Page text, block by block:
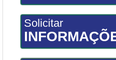
Solicitar